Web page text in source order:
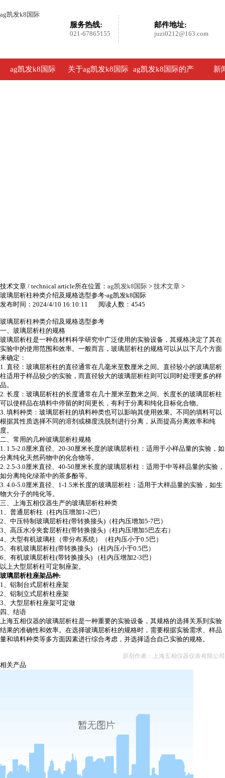
ag凯发k8国际
邮件地址:
juzi0212@163.com
服务热线:
021-67865155
ag凯发k8国际 关于ag凯发k8国际 ag凯发k8国际的产 新
技术文章 / technical article所在位置： ag凯发k8国际 > 技术文章 >
玻璃层析柱种类介绍及规格选型参考-ag凯发k8国际
发布时间：2024/4/10 16:10:11 阅读人数：4545
玻璃层析柱种类介绍及规格选型参考
一、玻璃层析柱的规格
玻璃层析柱是一种在材料科学研究中广泛使用的实验设备，其规格决定了其在
实验中的使用范围和效率。一般而言，玻璃层析柱的规格可以从以下几个方面
来确定：
1. 直径：玻璃层析柱的直径通常在几毫米至数厘米之间。直径较小的玻璃层析
柱适用于样品较少的实验，而直径较大的玻璃层析柱则可以同时处理更多的样
品。
2. 长度：玻璃层析柱的长度通常在几十厘米至数米之间。长度长的玻璃层析柱
可以使样品在填料中停留的时间更长，有利于分离和纯化目标化合物。
3. 填料种类：玻璃层析柱的填料种类也可以影响其使用效果。不同的填料可以
根据其性质选择不同的溶剂或梯度洗脱剂进行分离，从而提高分离效率和纯
度。
二、常用的几种玻璃层析柱规格
1. 1.5-2.0厘米直径、 20-30厘米长度的玻璃层析柱：适用于小样品量的实验，如
分离纯化天然药物中的化合物等。
2. 2.5-3.0厘米直径、 40-50厘米长度的玻璃层析柱：适用于中等样品量的实验，
如分离纯化绿茶中的茶多酚等。
3. 4.0-5.0厘米直径、 1-1.5米长度的玻璃层析柱：适用于大样品量的实验，如生
物大分子的纯化等。
三、上海五相仪器生产的玻璃层析柱种类
1、普通层析柱（柱内压增加1-2巴）
2、中压特制玻璃层析柱(带转换接头) （柱内压增加5-7巴）
3、高压水冷夹套层析柱(带转换接头) （柱内压增加5巴左右）
4、大型有机玻璃柱（带分布系统）（柱内压小于0.5巴）
5、有机玻璃层析柱(带转换接头) （柱内压小于0.5巴）
6、有机玻璃层析柱(带转换接头) （柱内压增加2-3巴）
以上大型层析柱可定制座架。
玻璃层析柱座架品种:
1、铝制台式层析柱座架
2、铝制立式层析柱座架
3、大型层析柱座架可定做
四、结语
上海五相仪器的玻璃层析柱是一种重要的实验设备，其规格的选择关系到实验
结果的准确性和效率。在选择玻璃层析柱的规格时，需要根据实验需求、样品
量和填料种类等多方面因素进行综合考虑，并选择适合自己实验的规格。
原创作者：上海五相仪器仪表有限公司
相关产品